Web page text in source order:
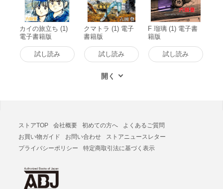
カイの旅立ち (1)
電子書籍版
試し読み
クマトラ (1) 電子
書籍版
試し読み
F 瑠璃 (1) 電子書
籍版
試し読み
ストアTOP 会社概要 初めての方へ
よくあるご質問
お買い物ガイド
お問い合わせ
ストアニュースレター
プライバシーポリシー
特定商取引法に基づく表示